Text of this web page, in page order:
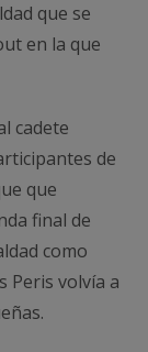
que se
en la que
cadete
de
que
final de
como
Peris volvía a